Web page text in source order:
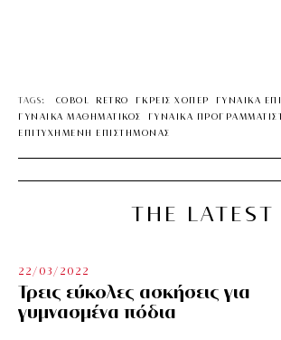
TAGS: COBOL RETRO ΓΚΡΕΙΣ ΧΟΠΕΡ
ΓΥΝΑΙΚΑ
ΓΥΝΑΙΚΑ ΜΑΘΗΜΑΤΙΚΟΣ
ΓΥΝΑΙΚΑ
ΕΠΙΤΥΧΗΜΕΝΗ ΕΠΙΣΤΗΜΟΝΑΣ
THE LATEST
22/03/2022
Τρεις εύκολες ασκήσεις για
γυμνασμένα πόδια